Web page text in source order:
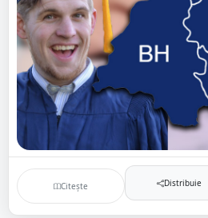
Citește Distribuie